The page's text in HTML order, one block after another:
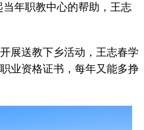
当年职教中心的帮助，王志
送教下乡活动，王志春学
业资格证书，每年又能多挣